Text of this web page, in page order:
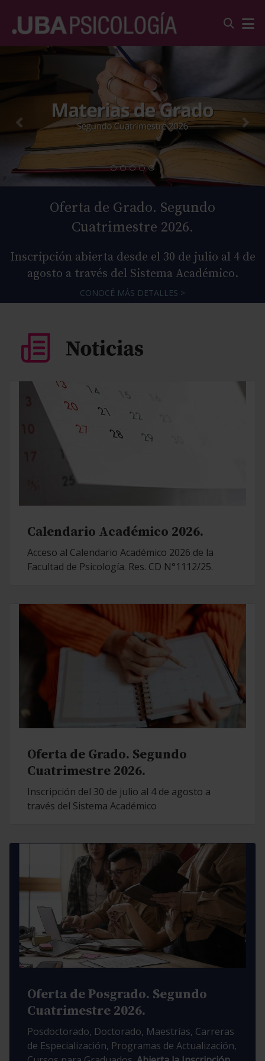
Oferta de Grado. Segundo
Cuatrimestre 2026.
Inscripción abierta desde el 30 de julio al 4 de
agosto a través del Sistema Académico.
CONOCÉ MÁS DETALLES >
Calendario Académico 2026.
Acceso al Calendario Académico 2026 de la
Facultad de Psicología. Res. CD N°1112/25.
Oferta de Grado. Segundo
Cuatrimestre 2026.
Inscripción del 30 de julio al 4 de agosto a
través del Sistema Académico
Oferta de Posgrado. Segundo
Cuatrimestre 2026.
Posdoctorado, Doctorado, Maestrías, Carreras
de Especialización, Programas de Actualización,